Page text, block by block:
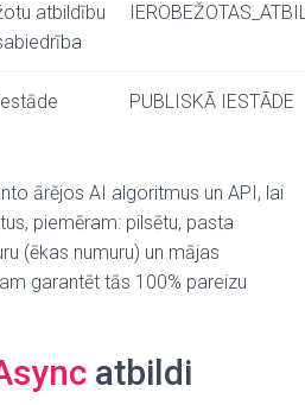
atbildību
PUBLISKĀ IESTĀDE
ārējos AI algoritmus un API, lai
piemēram: pilsētu, pasta
(ēkas numuru) un mājas
garantēt tās 100% pareizu
atbildi